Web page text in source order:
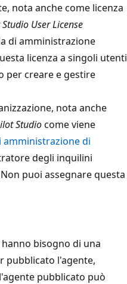
nota anche come licenza
User License
di amministrazione
licenza a singoli utenti
per creare e gestire
nota anche
Studiocome viene
amministrazione di
degli inquilini
puoi assegnare questa
bisogno di una
pubblicato l'agente,
pubblicato può